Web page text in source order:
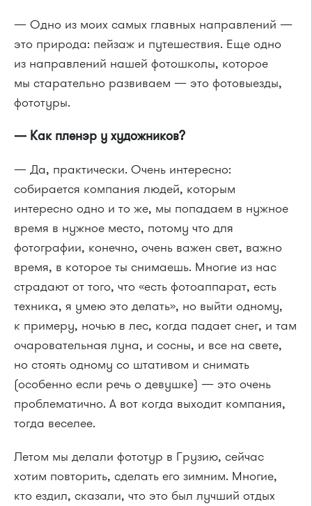
— Одно из моих самых главных направлений —
это природа: пейзаж и путешествия. Еще одно
из направлений нашей фотошколы, которое
мы старательно развиваем — это фотовыезды,
фототуры.
— Как пленэр у художников?
— Да, практически. Очень интересно:
собирается компания людей, которым
интересно одно и то же, мы попадаем в нужное
время в нужное место, потому что для
фотографии, конечно, очень важен свет, важно
время, в которое ты снимаешь. Многие из нас
страдают от того, что «есть фотоаппарат, есть
техника, я умею это делать», но выйти одному,
к примеру, ночью в лес, когда падает снег, и там
очаровательная луна, и сосны, и все на свете,
но стоять одному со штативом и снимать
(особенно если речь о девушке) — это очень
проблематично. А вот когда выходит компания,
тогда веселее.
Летом мы делали фототур в Грузию, сейчас
хотим повторить, сделать его зимним. Многие,
кто ездил, сказали, что это был лучший отдых